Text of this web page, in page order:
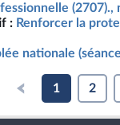
(2707).,
: Renforcer la
nationale
1 2